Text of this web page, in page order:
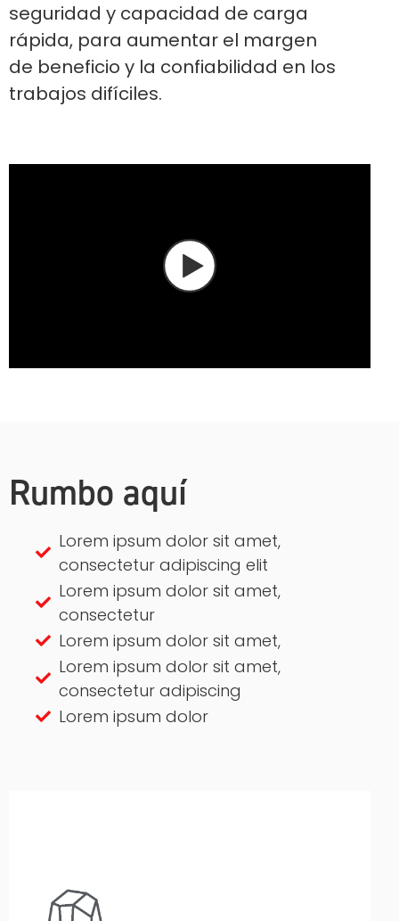
seguridad y capacidad de carga
rápida, para aumentar el margen
de beneficio y la confiabilidad en los
trabajos difíciles.
Rumbo aquí
Lorem ipsum dolor sit amet,
consectetur adipiscing elit
Lorem ipsum dolor sit amet,
consectetur
Lorem ipsum dolor sit amet,
Lorem ipsum dolor sit amet,
consectetur adipiscing
Lorem ipsum dolor
carbón pueda estar en la mina y transportarse